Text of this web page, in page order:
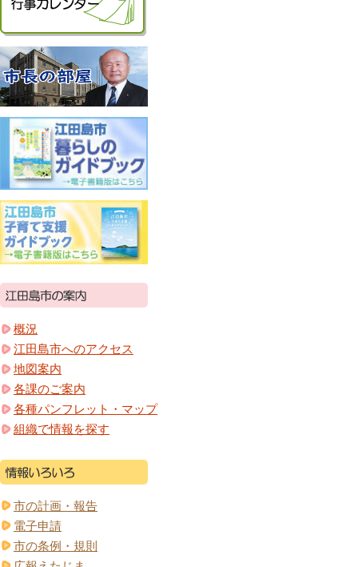
概況
江田島市へのアクセス
地図案内
各課のご案内
各種パンフレット・マップ
組織で情報を探す
市の計画・報告
電子申請
市の条例・規則